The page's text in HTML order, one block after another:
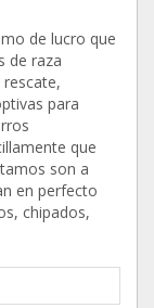
de lucro que
de raza
para
que
son a
en perfecto
chipados,